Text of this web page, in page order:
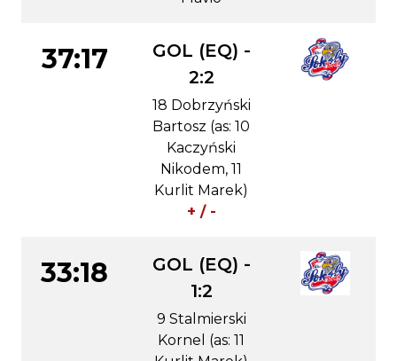
37:17
GOL (EQ) -
2:2
18 Dobrzyński
Bartosz (as: 10
Kaczyński
Nikodem, 11
Kurlit Marek)
+ / -
33:18
GOL (EQ) -
1:2
9 Stalmierski
Kornel (as: 11